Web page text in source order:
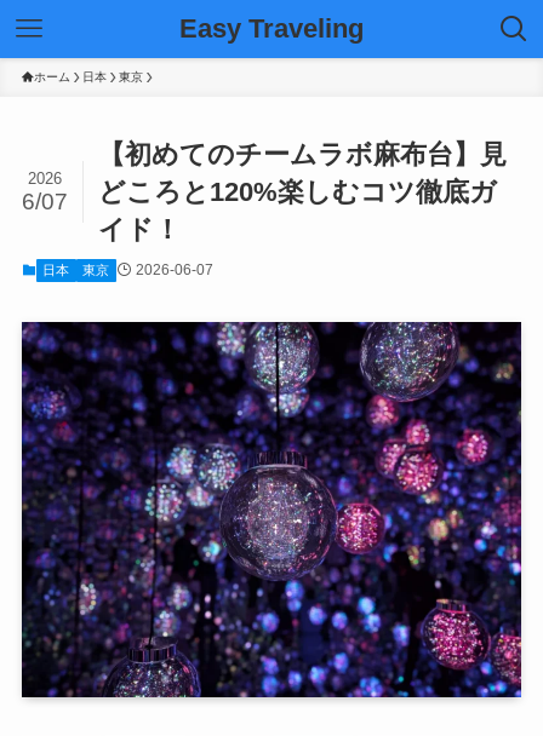
Easy Traveling
ホーム 日本 東京
【初めてのチームラボ麻布台】見
どころと120%楽しむコツ徹底ガ
イド！
2026
6/07
日本 東京 2026-06-07